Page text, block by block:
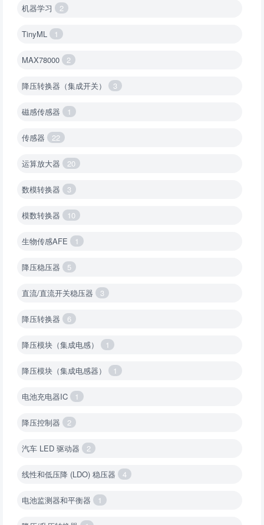
机器学习 2
TinyML 1
MAX78000 2
降压转换器（集成开关） 3
磁感传感器 1
传感器 22
运算放大器 20
数模转换器 3
模数转换器 10
生物传感AFE 1
降压稳压器 5
直流/直流开关稳压器 3
降压转换器 6
降压模块（集成电感） 1
降压模块（集成电感器） 1
电池充电器IC 1
降压控制器 2
汽车 LED 驱动器 2
线性和低压降 (LDO) 稳压器 4
电池监测器和平衡器 1